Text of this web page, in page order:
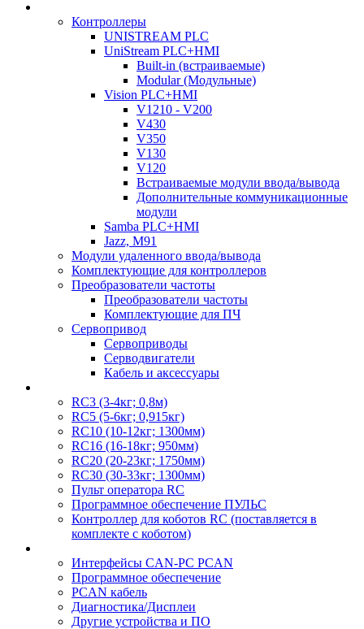
Контроллеры
UNISTREAM PLC
UniStream PLC+HMI
Built-in (встраиваемые)
Modular (Модульные)
Vision PLC+HMI
V1210 - V200
V430
V350
V130
V120
Встраиваемые модули ввода/вывода
Дополнительные коммуникационные
модули
Samba PLC+HMI
Jazz, M91
Модули удаленного ввода/вывода
Комплектующие для контроллеров
Преобразователи частоты
Преобразователи частоты
Комплектующие для ПЧ
Сервопривод
Сервоприводы
Серводвигатели
Кабель и аксессуары
RC3 (3-4кг; 0,8м)
RC5 (5-6кг; 0,915кг)
RC10 (10-12кг; 1300мм)
RC16 (16-18кг; 950мм)
RC20 (20-23кг; 1750мм)
RC30 (30-33кг; 1300мм)
Пульт оператора RC
Программное обеспечение ПУЛЬС
Контроллер для коботов RC (поставляется в
комплекте с коботом)
Интерфейсы CAN-PC PCAN
Программное обеспечение
PCAN кабель
Диагностика/Дисплеи
Другие устройства и ПО